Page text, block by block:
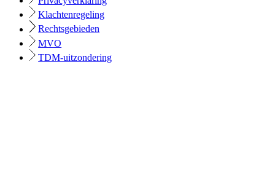
Klachtenregeling
Rechtsgebieden
MVO
TDM-uitzondering